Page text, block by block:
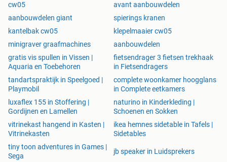
cw05
avant aanbouwdelen
aanbouwdelen giant
spierings kranen
kantelbak cw05
klepelmaaier cw05
minigraver graafmachines
aanbouwdelen
gratis vis spullen in Vissen |
Aquaria en Toebehoren
fietsendrager 3 fietsen trekhaak
in Fietsendragers
tandartspraktijk in Speelgoed |
Playmobil
complete woonkamer hoogglans
in Complete eetkamers
luxaflex 155 in Stoffering |
Gordijnen en Lamellen
naturino in Kinderkleding |
Schoenen en Sokken
vitrinekast hangend in Kasten |
Vitrinekasten
ikea hemnes sidetable in Tafels |
Sidetables
tiny toon adventures in Games |
Sega
jb speaker in Luidsprekers